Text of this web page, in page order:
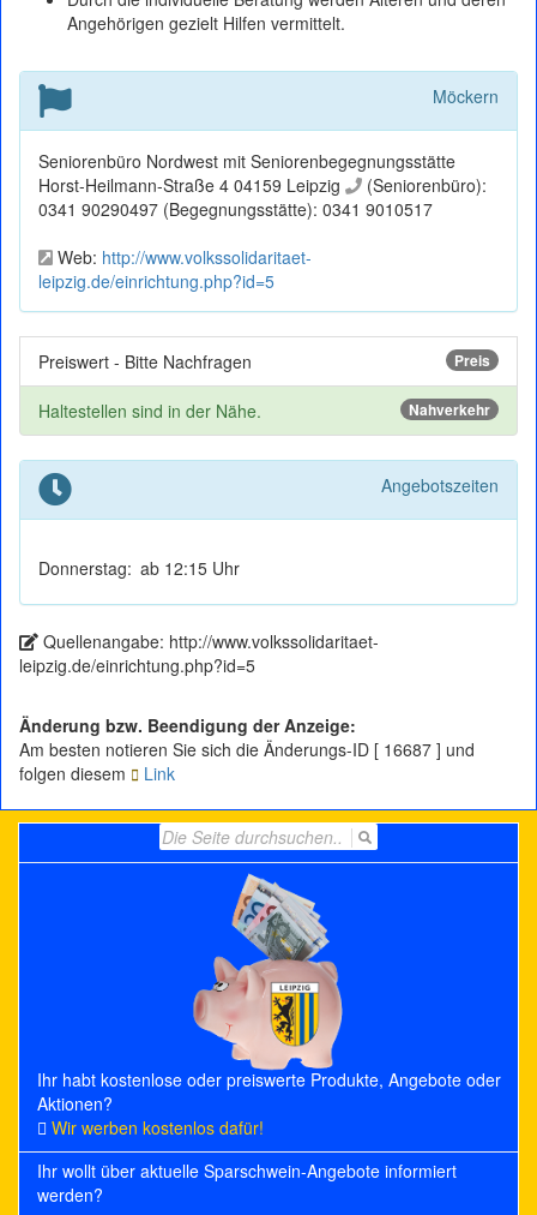
Angehörigen gezielt Hilfen vermittelt.
Möckern
Seniorenbüro Nordwest mit Seniorenbegegnungsstätte
Horst-Heilmann-Straße 4 04159 Leipzig
(Seniorenbüro):
0341 90290497 (Begegnungsstätte): 0341 9010517
Web: http://www.volkssolidaritaet-
leipzig.de/einrichtung.php?id=5
Preis
Preiswert - Bitte Nachfragen
Nahverkehr
Haltestellen sind in der Nähe.
Angebotszeiten
Donnerstag: ab 12:15 Uhr
Quellenangabe: http://www.volkssolidaritaet-
leipzig.de/einrichtung.php?id=5
Änderung bzw. Beendigung der Anzeige:
Am besten notieren Sie sich die Änderungs-ID [ 16687 ] und
folgen diesem
Link
for:
Ihr habt kostenlose oder preiswerte Produkte, Angebote oder
Aktionen?
Wir werben kostenlos dafür!
Ihr wollt über aktuelle Sparschwein-Angebote informiert
werden?